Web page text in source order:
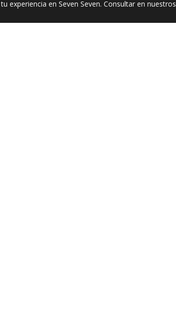
experiencia en Seven Seven. Consultar en nuestros